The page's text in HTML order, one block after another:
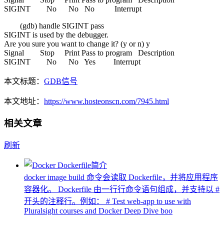
SIGINT No No No Interrupt
(gdb) handle SIGINT pass
SIGINT is used by the debugger.
Are you sure you want to change it? (y or n) y
Signal Stop Print Pass to program Description
SIGINT No No Yes Interrupt
本文标题： GDB信号
本文地址： https://www.hosteonscn.com/7945.html
相关文章
刷新
docker image build 命令会读取 Dockerfile，并将应用程序
容器化。 Dockerfile 由一行行命令语句组成，并支持以 #
开头的注释行。例如： # Test web-app to use with
Pluralsight courses and Docker Deep Dive boo